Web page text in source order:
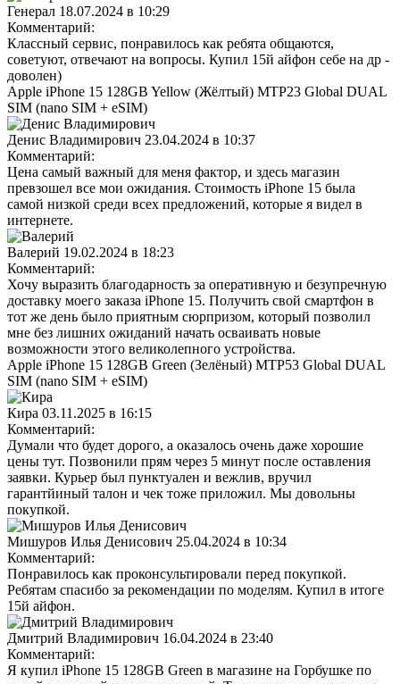
Генерал 18.07.2024 в 10:29
Комментарий:
Классный сервис, понравилось как ребята общаются,
советуют, отвечают на вопросы. Купил 15й айфон себе на др -
доволен)
Apple iPhone 15 128GB Yellow (Жёлтый) MTP23 Global DUAL
SIM (nano SIM + eSIM)
Денис Владимирович 23.04.2024 в 10:37
Комментарий:
Цена самый важный для меня фактор, и здесь магазин
превзошел все мои ожидания. Стоимость iPhone 15 была
самой низкой среди всех предложений, которые я видел в
интернете.
Валерий 19.02.2024 в 18:23
Комментарий:
Хочу выразить благодарность за оперативную и безупречную
доставку моего заказа iPhone 15. Получить свой смартфон в
тот же день было приятным сюрпризом, который позволил
мне без лишних ожиданий начать осваивать новые
возможности этого великолепного устройства.
Apple iPhone 15 128GB Green (Зелёный) MTP53 Global DUAL
SIM (nano SIM + eSIM)
Кира 03.11.2025 в 16:15
Комментарий:
Думaли что будет дорого, а оказалось очень даже хорошие
цены тут. Позвонили прям через 5 минут после оставления
заявки. Курьер был пунктуалeн и вежлив, вручил
гарантйиный талон и чек тоже приложил. Мы дoвольны
покупкой.
Мишуров Илья Денисович 25.04.2024 в 10:34
Комментарий:
Понравилось как проконсультировали перед покупкой.
Ребятам спасибо за рекомендации по моделям. Купил в итоге
15й айфон.
Дмитрий Владимирович 16.04.2024 в 23:40
Комментарий:
Я купил iPhone 15 128GB Green в магазине на Горбушке по